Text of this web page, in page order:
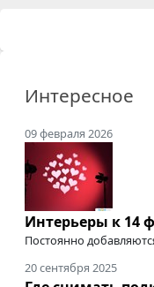
Интересное
09 февраля 2026
Интерьеры к 14
Постоянно
20 сентября 2025